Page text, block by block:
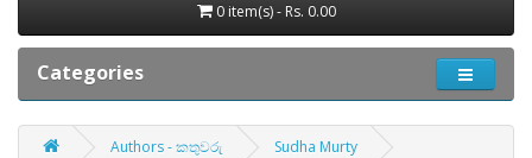
0 item(s) - Rs. 0.00
Categories
Authors - කතුවරු Sudha Murty